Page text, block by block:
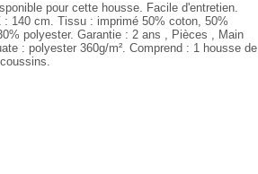
pour cette housse. Facile d'entretien.
: 140 cm. Tissu : imprimé 50% coton, 50%
polyester. Garantie : 2 ans , Pièces , Main
: polyester 360g/m². Comprend : 1 housse de